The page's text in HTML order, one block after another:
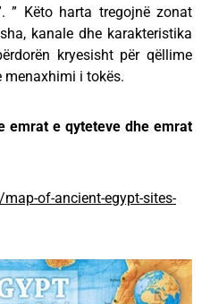
” Këto harta tregojnë zonat
kanale dhe karakteristika
kryesisht për qëllime
i tokës.
emrat e qyteteve dhe emrat
of-ancient-egypt-sites-